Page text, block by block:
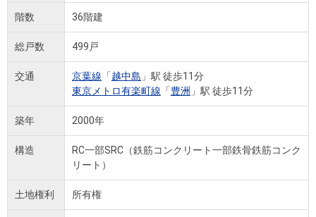
階数 36階建
総戸数 499戸
交通 京葉線 「越中島 」駅 徒歩11分
東京メトロ有楽町線 「豊洲 」駅 徒歩11分
築年 2000年
構造
RC一部SRC（鉄筋コンクリート一部鉄骨鉄筋コンク
リート）
土地権利 所有権